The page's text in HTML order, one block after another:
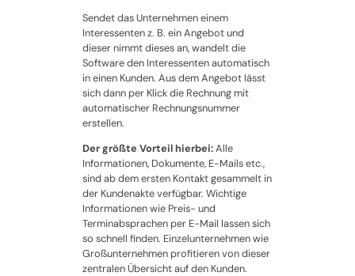
Sendet das Unternehmen einem
Interessenten z. B. ein Angebot und
dieser nimmt dieses an, wandelt die
Software den Interessenten automatisch
in einen Kunden. Aus dem Angebot lässt
sich dann per Klick die Rechnung mit
automatischer Rechnungsnummer
erstellen.
Der größte Vorteil hierbei:Alle
Informationen, Dokumente, E-Mails etc.,
sind ab dem ersten Kontakt gesammelt in
der Kundenakte verfügbar. Wichtige
Informationen wie Preis- und
Terminabsprachen per E-Mail lassen sich
so schnell finden. Einzelunternehmen wie
Großunternehmen profitieren von dieser
zentralen Übersicht auf den Kunden.